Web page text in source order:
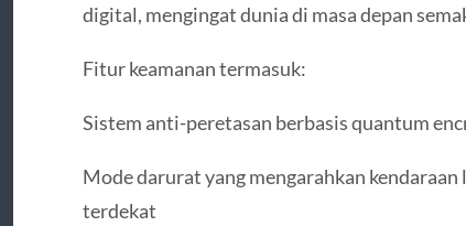
digital, mengingat dunia di masa depan
Fitur keamanan termasuk:
Sistem anti-peretasan berbasis quantum
Mode darurat yang mengarahkan
terdekat